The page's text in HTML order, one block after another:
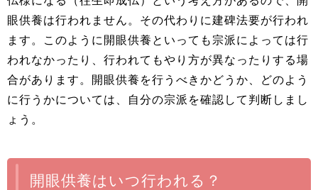
眼供養は行われません。その代わりに建碑法要が行われ
ます。このように開眼供養といっても宗派によっては行
われなかったり、行われてもやり方が異なったりする場
合があります。開眼供養を行うべきかどうか、どのよう
に行うかについては、自分の宗派を確認して判断しまし
ょう。
開眼供養はいつ行われる？